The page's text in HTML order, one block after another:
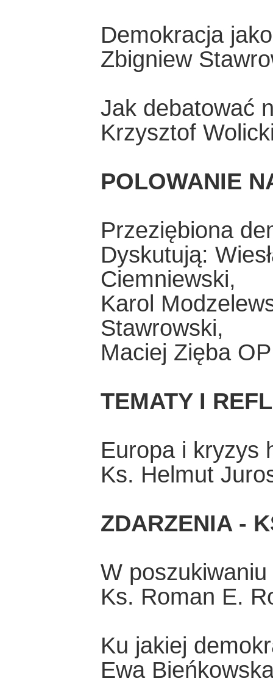
Demokracja
Zbigniew
Jak debatować
Krzysztof
POLOWANIE
Przeziębiona
Dyskutują:
Ciemniewski,
Karol
Stawrowski,
Maciej Zięba OP
TEMATY I
Europa i kryzys
Ks. Helmut
ZDARZENIA -
W poszukiwaniu
Ks. Roman E.
Ku jakiej
Ewa